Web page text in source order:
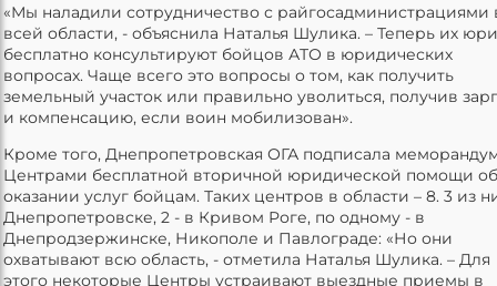
«Мы наладили сотрудничество с райгосадминистрациями
всей области, - объяснила Наталья Шулика. – Теперь их
бесплатно консультируют бойцов АТО в юридических
вопросах. Чаще всего это вопросы о том, как получить
земельный участок или правильно уволиться, получив
и компенсацию, если воин мобилизован».
Кроме того, Днепропетровская ОГА подписала
Центрами бесплатной вторичной юридической помощи об
оказании услуг бойцам. Таких центров в области – 8. 3 из
Днепропетровске, 2 - в Кривом Роге, по одному - в
Днепродзержинске, Никополе и Павлограде: «Но они
охватывают всю область, - отметила Наталья Шулика. – Для
этого некоторые Центры устраивают выездные приемы в